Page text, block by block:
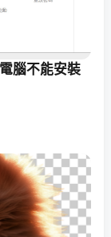
腦不能安裝